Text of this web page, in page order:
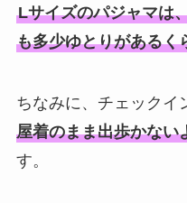
Lサイズのパジャマは
も多少ゆとりがあるく
ちなみに、チェックイ
屋着のまま出歩かない
す。